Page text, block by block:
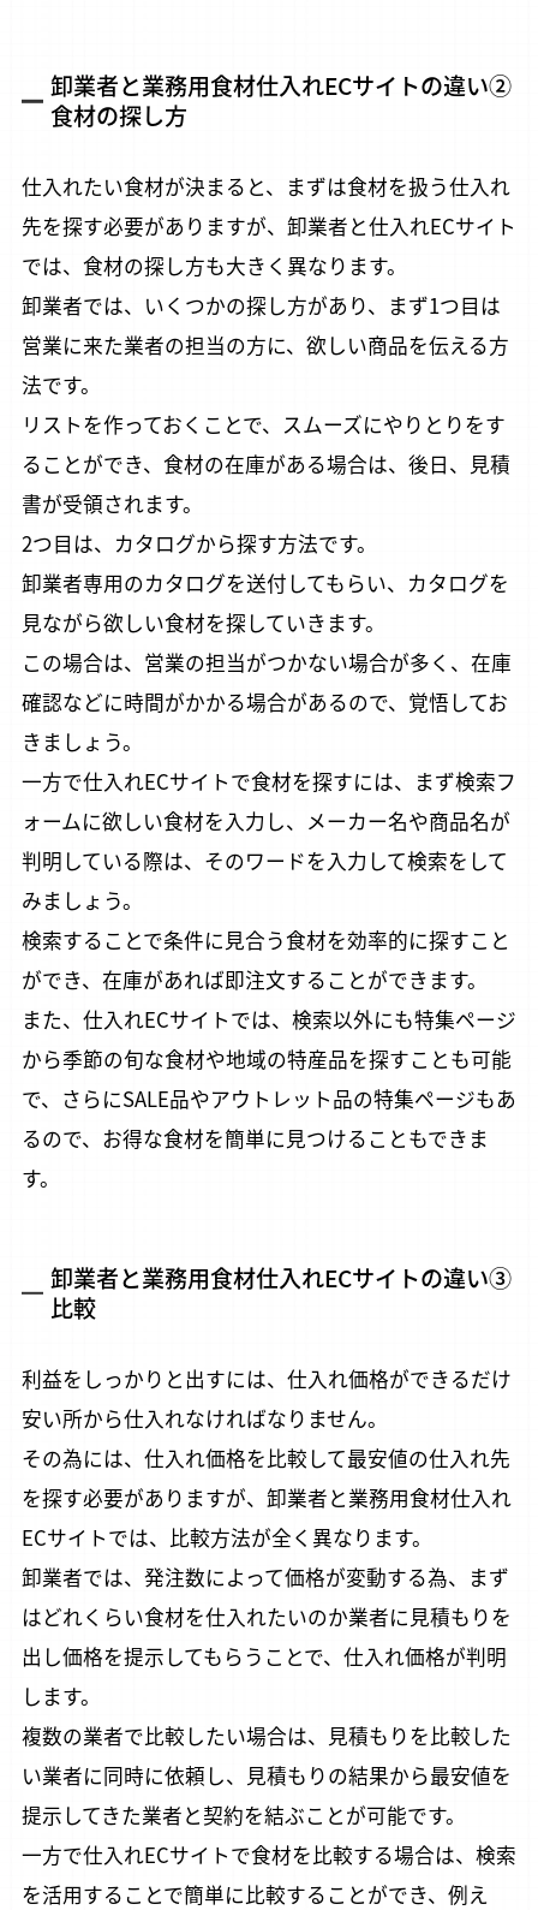
無料会員登録
仕入れ業務 在庫管理 支払い コスト削減
eSmartを使えば、経営が変わる。
iPhoneをご利用の方（推奨）
PCまたはAndroidでご利用の方は
SNSのフォロー
SNS公式アカウント一覧
卸業者と業務用食材仕入れECサイトの違い②
食材の探し方
仕入れたい食材が決まると、まずは食材を扱う仕入れ
先を探す必要がありますが、卸業者と仕入れECサイト
では、食材の探し方も大きく異なります。
卸業者では、いくつかの探し方があり、まず1つ目は
営業に来た業者の担当の方に、欲しい商品を伝える方
法です。
リストを作っておくことで、スムーズにやりとりをす
ることができ、食材の在庫がある場合は、後日、見積
書が受領されます。
2つ目は、カタログから探す方法です。
卸業者専用のカタログを送付してもらい、カタログを
見ながら欲しい食材を探していきます。
この場合は、営業の担当がつかない場合が多く、在庫
確認などに時間がかかる場合があるので、覚悟してお
きましょう。
一方で仕入れECサイトで食材を探すには、まず検索フ
ォームに欲しい食材を入力し、メーカー名や商品名が
判明している際は、そのワードを入力して検索をして
みましょう。
検索することで条件に見合う食材を効率的に探すこと
ができ、在庫があれば即注文することができます。
また、仕入れECサイトでは、検索以外にも特集ページ
から季節の旬な食材や地域の特産品を探すことも可能
で、さらにSALE品やアウトレット品の特集ページもあ
るので、お得な食材を簡単に見つけることもできま
す。
卸業者と業務用食材仕入れECサイトの違い③
比較
利益をしっかりと出すには、仕入れ価格ができるだけ
安い所から仕入れなければなりません。
その為には、仕入れ価格を比較して最安値の仕入れ先
を探す必要がありますが、卸業者と業務用食材仕入れ
ECサイトでは、比較方法が全く異なります。
卸業者では、発注数によって価格が変動する為、まず
はどれくらい食材を仕入れたいのか業者に見積もりを
出し価格を提示してもらうことで、仕入れ価格が判明
します。
複数の業者で比較したい場合は、見積もりを比較した
い業者に同時に依頼し、見積もりの結果から最安値を
提示してきた業者と契約を結ぶことが可能です。
一方で仕入れECサイトで食材を比較する場合は、検索
を活用することで簡単に比較することができ、例え